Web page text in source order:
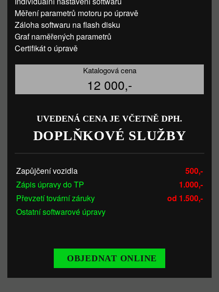
Měření parametrů motoru po úpravě
Záloha softwaru na flash disku
Graf naměřených parametrů
Certifikát o úpravě
Katalogová cena
12 000,-
UVEDENÁ CENA JE VČETNĚ DPH.
DOPLŇKOVÉ SLUŽBY
Zapůjčení vozidla
500,-
Zápis úpravy do TP
1.000,-
Převzetí tovární záruky
od 1.500,-
Ostatní softwarové úpravy
OBJEDNAT ONLINE